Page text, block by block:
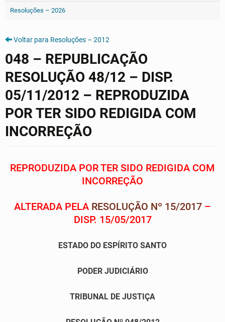
Resoluções – 2026
Voltar para Resoluções – 2012
048 – REPUBLICAÇÃO
RESOLUÇÃO 48/12 – DISP.
05/11/2012 – REPRODUZIDA
POR TER SIDO REDIGIDA COM
INCORREÇÃO
REPRODUZIDA POR TER SIDO REDIGIDA COM
INCORREÇÃO
ALTERADA PELA RESOLUÇÃO Nº 15/2017 –
DISP. 15/05/2017
ESTADO DO ESPÍRITO SANTO
PODER JUDICIÁRIO
TRIBUNAL DE JUSTIÇA